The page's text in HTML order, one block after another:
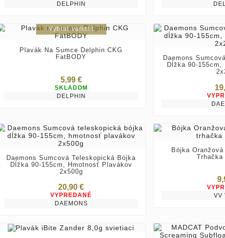
DELPHIN
Vybrať variant
Plavák Na Sumce Delphin CKG
FatBODY
5,99 €
SKLADOM
DELPHIN
Daemons
Dĺžka 90-
Daemons Sumcová Teleskopická Bójka
Dĺžka 90-155cm, Hmotnosť Plavákov
2x500g
20,90 €
VYPREDANÉ
DAEMONS
Bójka
Trhačka
VV